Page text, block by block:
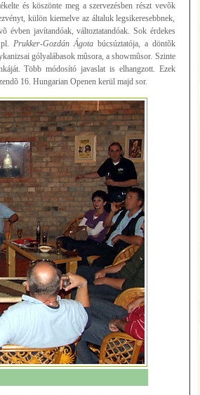
és köszönte meg a szervezésben részt vevõk
külön kiemelve az általuk legsikeresebbnek,
évben javítandóak, változtatandóak. Sok érdekes
pl.Prukker-Gozdán Ágotabúcsúztatója, a döntõk
gólyalábasok mûsora, a showmûsor. Szinte
Több módosító javaslat is elhangzott. Ezek
16. Hungarian Openen kerül majd sor.